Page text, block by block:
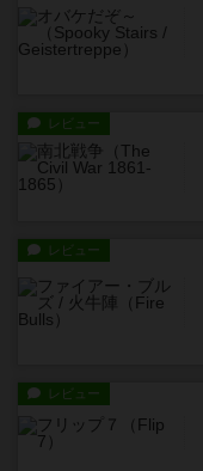
レビュー
レビュー
レビュー